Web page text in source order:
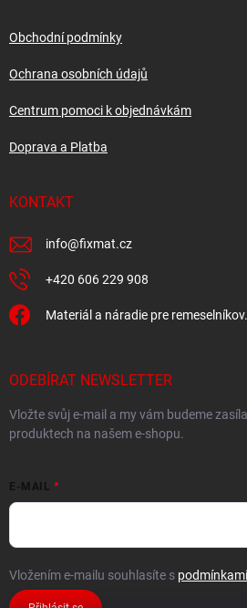
Obchodní podmínky
Ochrana osobních údajů
Centrum pomoci k objednávkám
Doprava a Platba
KONTAKT
info@fixmat.cz
+420 606 229 908
Materiál a náradie pre remeselníkov.
ODEBÍRAT NEWSLETTER
Vložte svůj e-mail a my vám budeme
produktech na našem e-shopu.
E-MAIL
Vložením e-mailu souhlasíte s